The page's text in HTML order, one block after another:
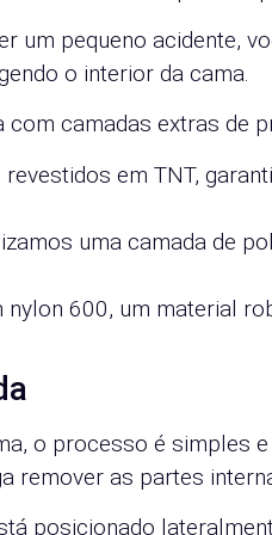
um pequeno acidente,
o interior da cama.
camadas extras de
em TNT,
uma camada de
nylon 600, um material
o processo é simples
remover as partes
posicionado